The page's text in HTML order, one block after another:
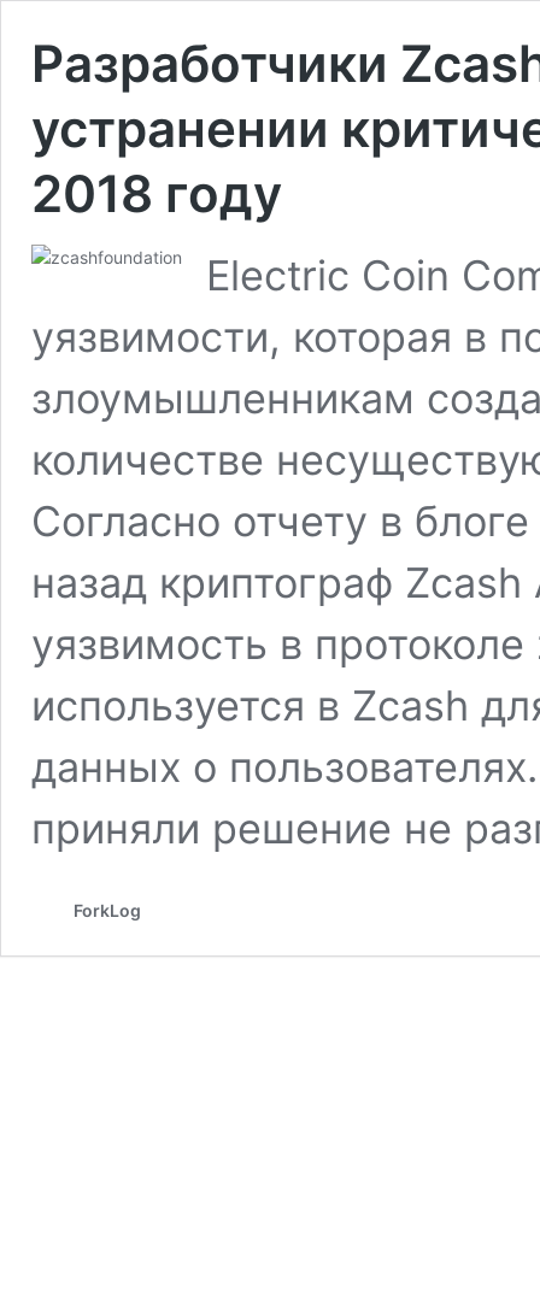
Разработчики
устранении
2018 году
Electric Coin
уязвимости, которая в
злоумышленникам
количестве
Согласно отчету в
назад криптограф
уязвимость в
используется в Zcash
данных о
приняли решение не
ForkLog